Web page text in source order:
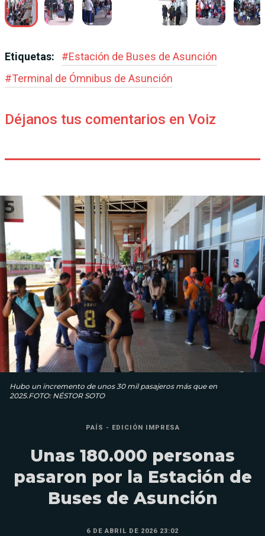
Etiquetas: #Estación de Buses de Asunción
#Terminal de Ómnibus de Asunción
Déjanos tus comentarios en Voiz
Hubo un incremento de unos 30 mil pasajeros más que en
2025.FOTO: NÉSTOR SOTO
PAÍS - EDICIÓN IMPRESA
Unas 180.000 personas
pasaron por la Estación de
Buses de Asunción
6 DE ABRIL DE 2026 23:02